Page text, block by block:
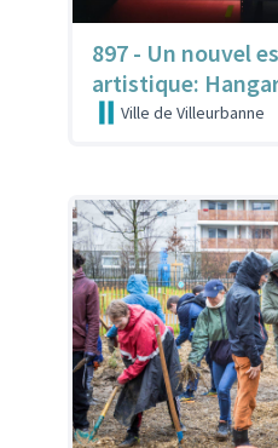
897 - Un nouvel
artistique:
Ville de Villeurbanne